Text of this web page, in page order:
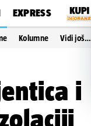
EXPRESS
Kolumne Vidi još…
i